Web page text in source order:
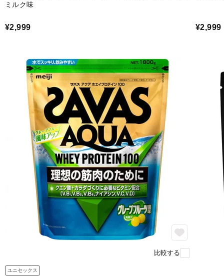
ミルク味
¥2,999 ¥2,999
比較する
ユニセックス